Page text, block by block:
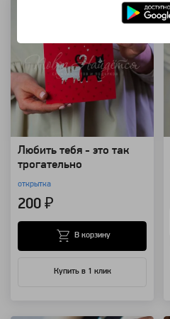
Любить тебя - это так
трогательно
открытка
200 ₽
Купить в 1 клик
В корзину